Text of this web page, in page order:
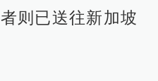
则已送往新加坡